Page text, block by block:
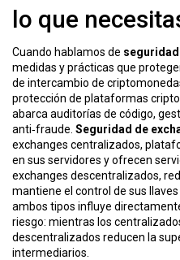
lo que
Cuando hablamos de
medidas y prácticas que
de intercambio de
protección de plataformas cripto
abarca auditorías de código,
anti‑fraude. Seguridad de
exchanges centralizados,
en sus servidores y ofrecen
exchanges descentralizados,
mantiene el control de sus
ambos tipos influye
riesgo: mientras los
descentralizados reducen la
intermediarios.